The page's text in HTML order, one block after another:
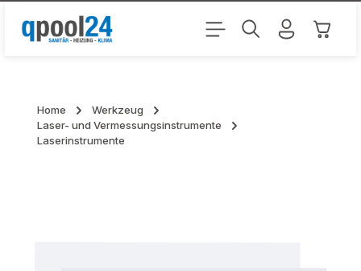
Zum Hauptinhalt springen
Home
Werkzeug
Laser- und Vermessungsinstrumente
Laserinstrumente